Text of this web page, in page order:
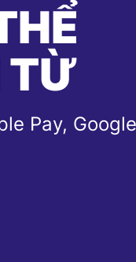
TỪ
Pay,